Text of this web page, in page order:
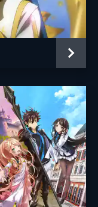
芹澤優
小野賢章
花守ゆみり
大庭秀昭
佐藤陽子
小林利充
南野海風
Laruha